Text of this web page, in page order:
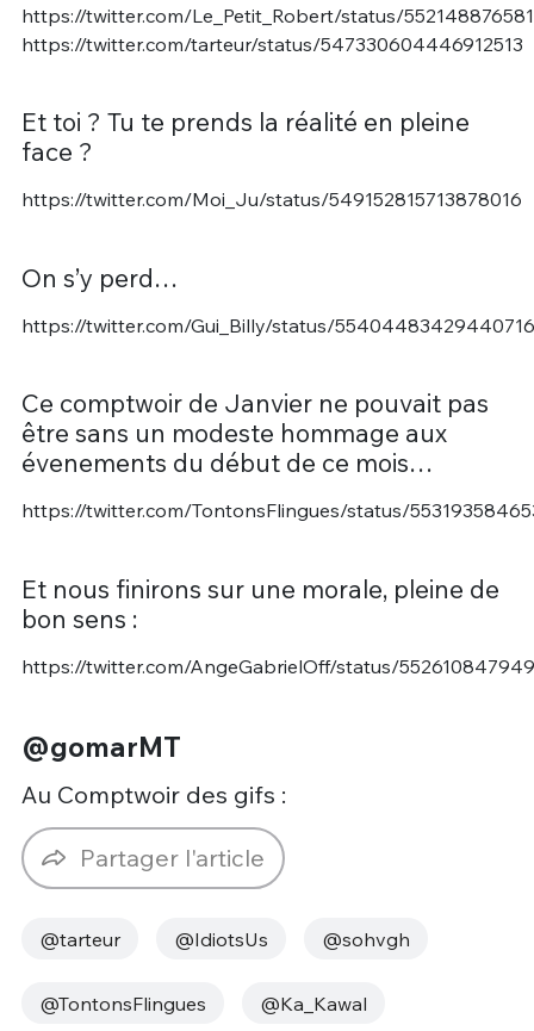
https://twitter.com/Le_Petit_Robert/status/
https://twitter.com/tarteur/status/547330604446912513
Et toi ? Tu te prends la réalité en pleine
face ?
https://twitter.com/Moi_Ju/status/549152815713878016
On s’y perd…
https://twitter.com/Gui_Billy/status/
Ce comptwoir de Janvier ne pouvait pas
être sans un modeste hommage aux
évenements du début de ce mois…
https://twitter.com/TontonsFlingues/status/
Et nous finirons sur une morale, pleine de
bon sens :
https://twitter.com/AngeGabrielOff/status/
@gomarMT
Au Comptwoir des gifs :
Partager l'article
@tarteur @IdiotsUs @sohvgh
@TontonsFlingues @‏Ka_Kawal